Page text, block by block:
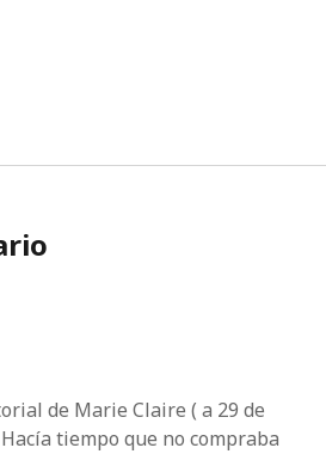
de Marie Claire ( a 29 de
tiempo que no compraba